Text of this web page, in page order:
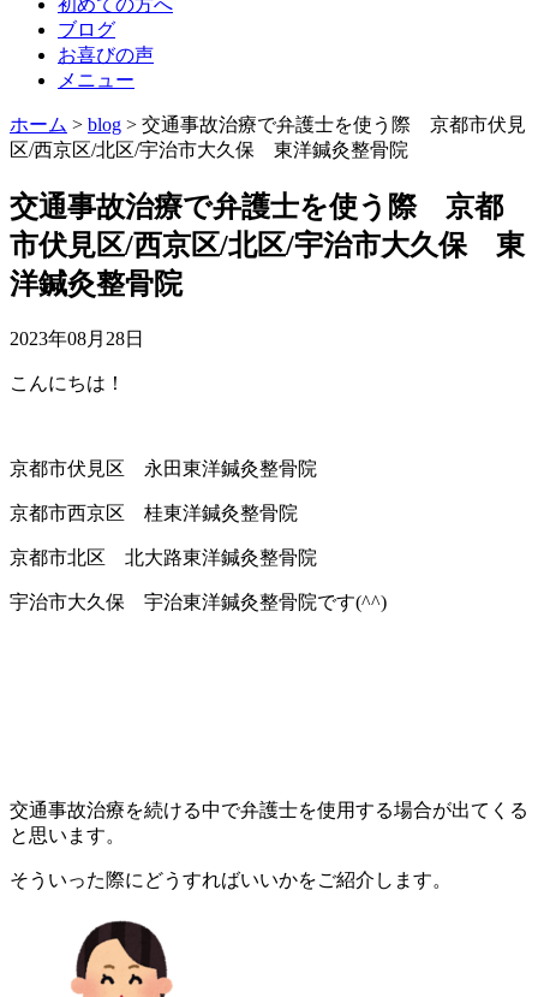
ブログ
お喜びの声
メニュー
ホーム > blog > 交通事故治療で弁護士を使う際 京都市伏見
区/西京区/北区/宇治市大久保 東洋鍼灸整骨院
交通事故治療で弁護士を使う際 京都
市伏見区/西京区/北区/宇治市大久保 東
洋鍼灸整骨院
2023年08月28日
こんにちは！
京都市伏見区 永田東洋鍼灸整骨院
京都市西京区 桂東洋鍼灸整骨院
京都市北区 北大路東洋鍼灸整骨院
宇治市大久保 宇治東洋鍼灸整骨院です(^^)
交通事故治療を続ける中で弁護士を使用する場合が出てくる
と思います。
そういった際にどうすればいいかをご紹介します。